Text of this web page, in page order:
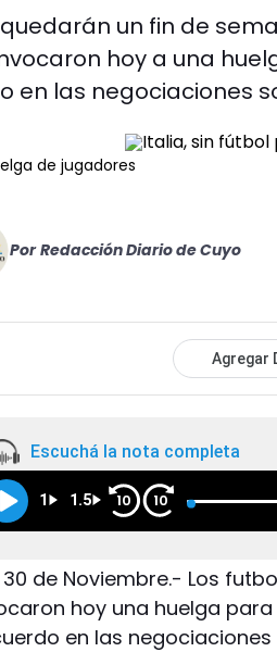
un fin de
hoy a una
en las negociaciones
de jugadores
Por Redacción Diario de Cuyo
Agregar
Escuchá la nota completa
1 1.5 10 10
de Noviembre.- Los
hoy una huelga para
en las